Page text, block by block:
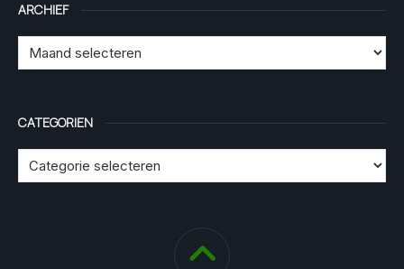
ARCHIEF
CATEGORIEN